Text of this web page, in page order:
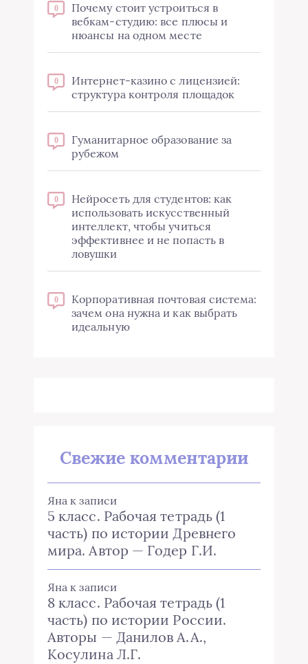
0
Почему стоит устроиться в
вебкам-студию: все плюсы и
нюансы на одном месте
0
Интернет-казино с лицензией:
структура контроля площадок
0
Гуманитарное образование за
рубежом
0
Нейросеть для студентов: как
использовать искусственный
интеллект, чтобы учиться
эффективнее и не попасть в
ловушки
0
Корпоративная почтовая система:
зачем она нужна и как выбрать
идеальную
Свежие комментарии
Яна к записи
5 класс. Рабочая тетрадь (1
часть) по истории Древнего
мира. Автор — Годер Г.И.
Яна к записи
8 класс. Рабочая тетрадь (1
часть) по истории России.
Авторы — Данилов А.А.,
Косулина Л.Г.